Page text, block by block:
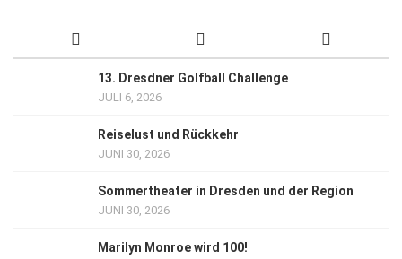
13. Dresdner Golfball Challenge
JULI 6, 2026
Reiselust und Rückkehr
JUNI 30, 2026
Sommertheater in Dresden und der Region
JUNI 30, 2026
Marilyn Monroe wird 100!